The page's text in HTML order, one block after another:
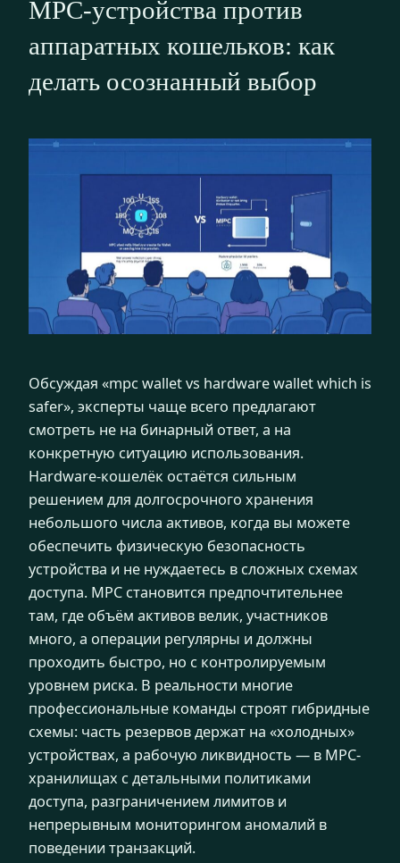
MPC-устройства против
аппаратных кошельков: как
делать осознанный выбор
Обсуждая «mpc wallet vs hardware wallet which is
safer», эксперты чаще всего предлагают
смотреть не на бинарный ответ, а на
конкретную ситуацию использования.
Hardware-кошелёк остаётся сильным
решением для долгосрочного хранения
небольшого числа активов, когда вы можете
обеспечить физическую безопасность
устройства и не нуждаетесь в сложных схемах
доступа. MPC становится предпочтительнее
там, где объём активов велик, участников
много, а операции регулярны и должны
проходить быстро, но с контролируемым
уровнем риска. В реальности многие
профессиональные команды строят гибридные
схемы: часть резервов держат на «холодных»
устройствах, а рабочую ликвидность — в MPC-
хранилищах с детальными политиками
доступа, разграничением лимитов и
непрерывным мониторингом аномалий в
поведении транзакций.